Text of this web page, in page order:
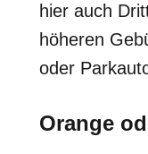
hier auch
höheren
oder
Orange